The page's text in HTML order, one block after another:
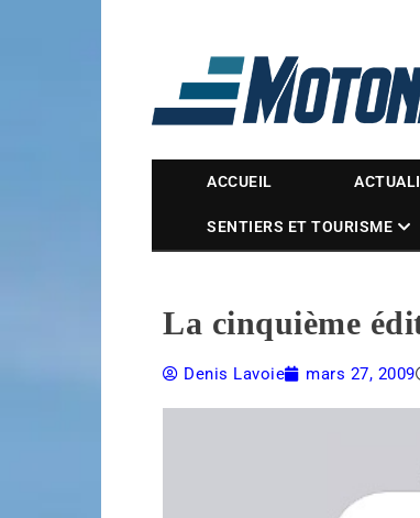
Magazine
ACCUEIL
SENTIERS ET TOURISME
La cinquième
Denis Lavoie mars 27, 2009